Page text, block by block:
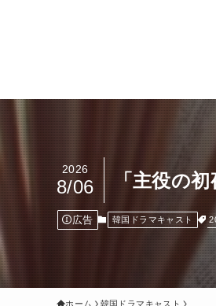
「主役の
2026
8/06
広告 韓国ドラマキャスト
ホーム 韓国ドラマキャスト